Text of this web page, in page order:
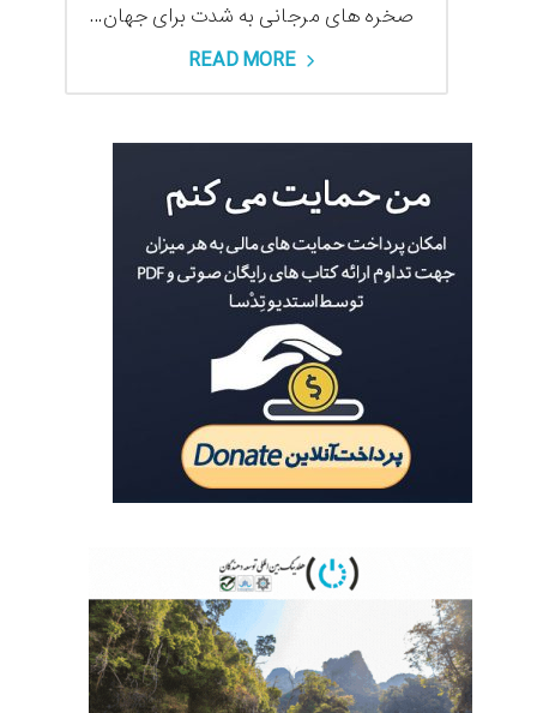
صخره های مرجانی به شدت برای جهان...
READ MORE